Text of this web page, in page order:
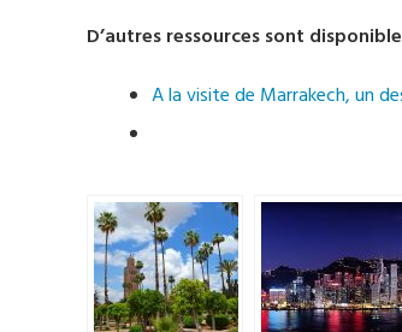
D’autres ressources sont
A la visite de Marrakech, un